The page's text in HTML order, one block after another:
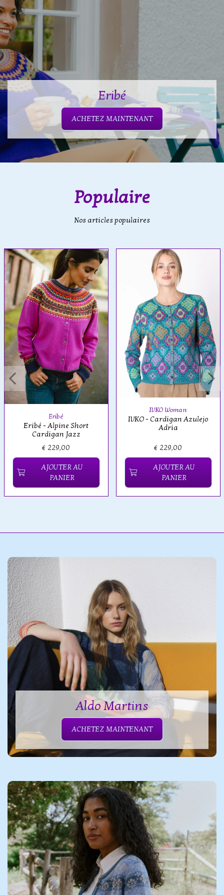
Eribé
ACHETEZ MAINTENANT
Populaire
Nos articles populaires
Eribé
Eribé - Alpine Short
Cardigan Jazz
€ 229,00
AJOUTER AU
PANIER
IVKO Woman
IVKO - Cardigan Azulejo
Adria
€ 229,00
AJOUTER AU
PANIER
Aldo Martins
ACHETEZ MAINTENANT